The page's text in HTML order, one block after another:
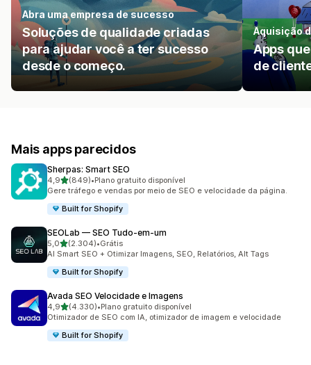
Abra uma empresa de sucesso
Soluções de qualidade criadas
para ajudar você a ter sucesso
desde o começo.
Aquisição
Apps
de
Mais apps parecidos
Sherpas: Smart SEO
4,9de 5 estrelas
(849)
849 avaliações ao todo
•Plano gratuito disponível
Gere tráfego e vendas por meio de SEO e velocidade da página.
Built for Shopify
SEOLab — SEO Tudo‑em‑um
5,0de 5 estrelas
(2.304)
2304 avaliações ao todo
•Grátis
AI Smart SEO + Otimizar Imagens, SEO, Relatórios, Alt Tags
Built for Shopify
Avada SEO Velocidade e Imagens
4,9de 5 estrelas
(4.330)
4330 avaliações ao todo
•Plano gratuito disponível
Otimizador de SEO com IA, otimizador de imagem e velocidade
Built for Shopify